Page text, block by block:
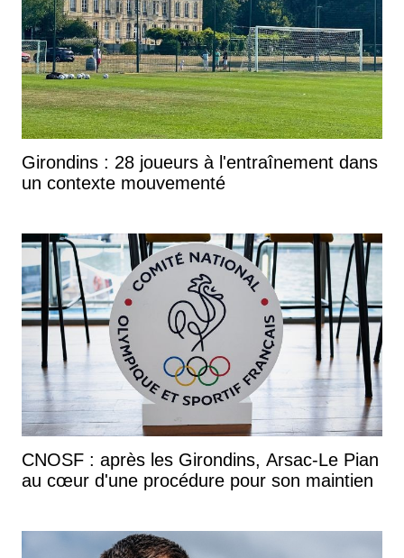
Girondins : 28 joueurs à l'entraînement dans
un contexte mouvementé
CNOSF : après les Girondins, Arsac-Le Pian
au cœur d'une procédure pour son maintien